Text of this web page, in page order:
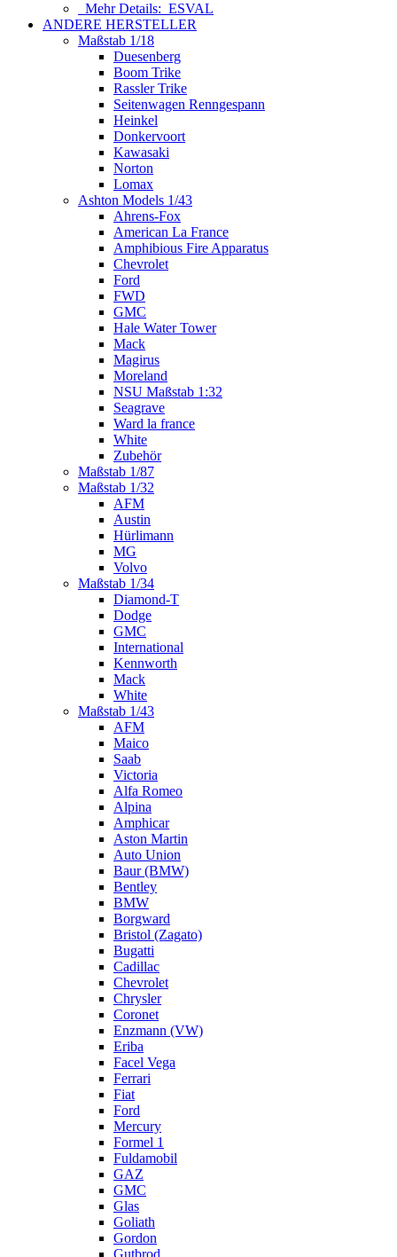
Mehr Details: ESVAL
ANDERE HERSTELLER
Maßstab 1/18
Duesenberg
Boom Trike
Rassler Trike
Seitenwagen Renngespann
Heinkel
Donkervoort
Kawasaki
Norton
Lomax
Ashton Models 1/43
Ahrens-Fox
American La France
Amphibious Fire Apparatus
Chevrolet
Ford
FWD
GMC
Hale Water Tower
Mack
Magirus
Moreland
NSU Maßstab 1:32
Seagrave
Ward la france
White
Zubehör
Maßstab 1/87
Maßstab 1/32
AFM
Austin
Hürlimann
MG
Volvo
Maßstab 1/34
Diamond-T
Dodge
GMC
International
Kennworth
Mack
White
Maßstab 1/43
AFM
Maico
Saab
Victoria
Alfa Romeo
Alpina
Amphicar
Aston Martin
Auto Union
Baur (BMW)
Bentley
BMW
Borgward
Bristol (Zagato)
Bugatti
Cadillac
Chevrolet
Chrysler
Coronet
Enzmann (VW)
Eriba
Facel Vega
Ferrari
Fiat
Ford
Mercury
Formel 1
Fuldamobil
GAZ
GMC
Glas
Goliath
Gordon
Gutbrod